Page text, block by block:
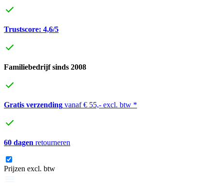
Trustscore: 4,6/5
Familiebedrijf sinds 2008
Gratis verzending vanaf € 55,- excl. btw *
60 dagen retourneren
Prijzen excl. btw